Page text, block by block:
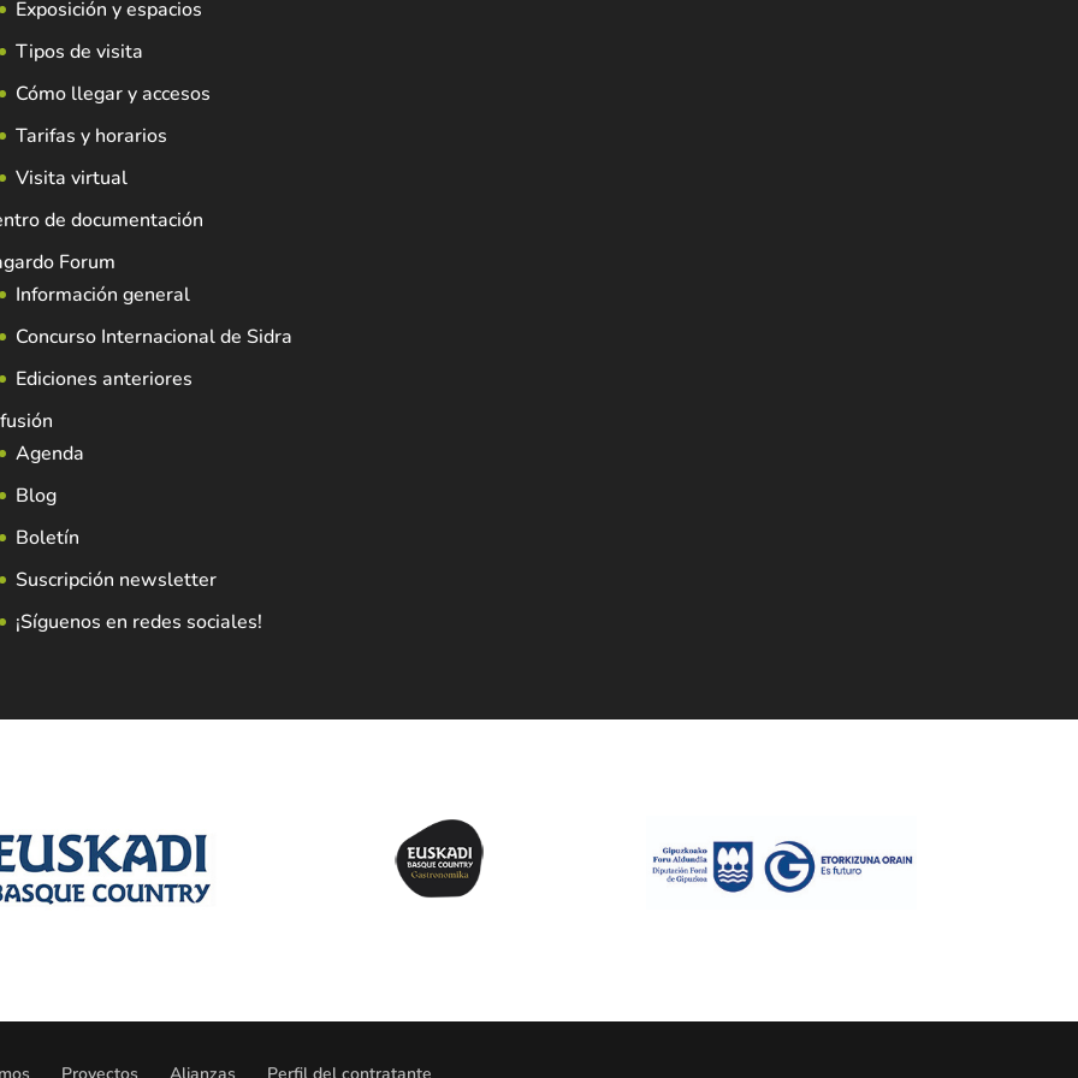
Exposición y espacios
Tipos de visita
Cómo llegar y accesos
Tarifas y horarios
Visita virtual
de documentación
Forum
Información general
Concurso Internacional de Sidra
Ediciones anteriores
Agenda
Blog
Boletín
Suscripción newsletter
¡Síguenos en redes sociales!